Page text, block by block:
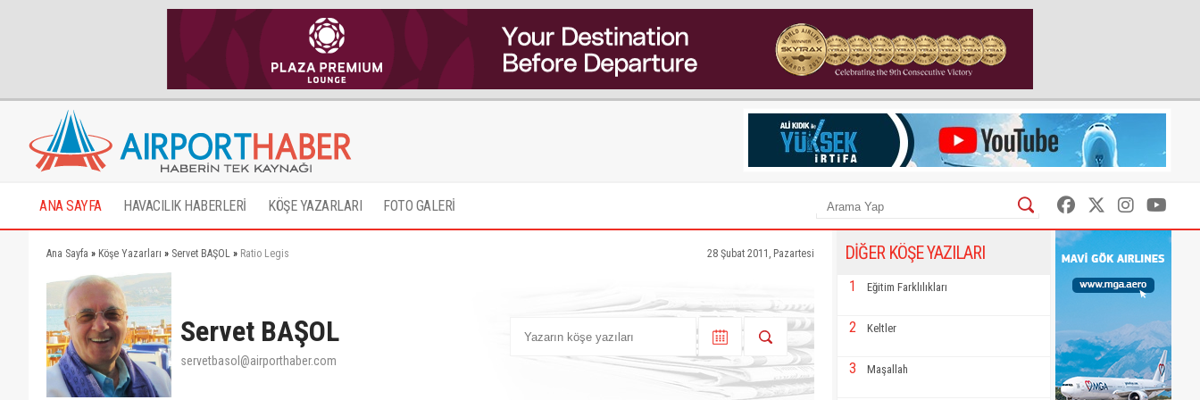
ANA SAYFA HAVACILIK HABERLERİ KÖŞE YAZARLARI FOTO GALERİ
Ana Sayfa » Köşe Yazarları » Servet BAŞOL » Ratio Legis 28 Şubat 2011, Pazartesi
Servet BAŞOL
servetbasol@airporthaber.com
DİĞER KÖŞE YAZILARI
1 Eğitim Farklılıkları
2 Keltler
3 Maşallah